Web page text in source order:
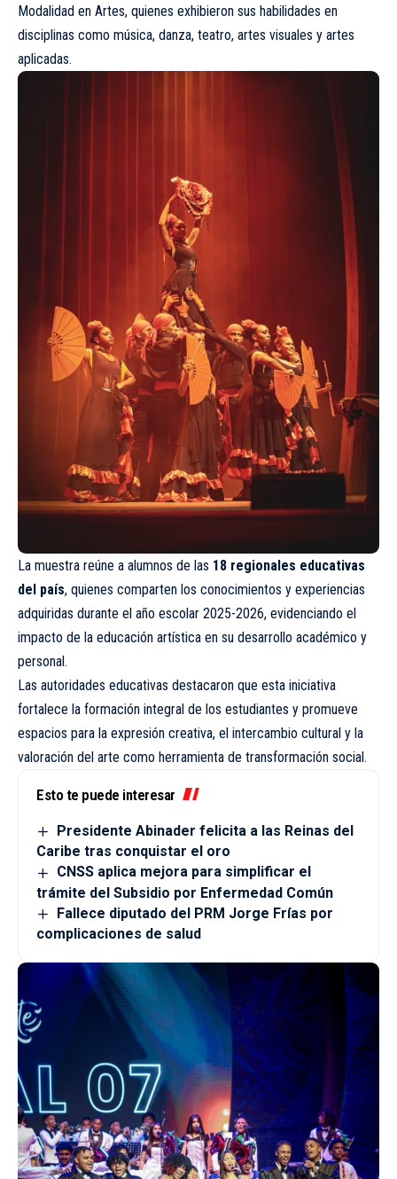
Modalidad en Artes, quienes exhibieron sus habilidades en
disciplinas como música, danza, teatro, artes visuales y artes
aplicadas.
La muestra reúne a alumnos de las 18 regionales educativas
del país, quienes comparten los conocimientos y experiencias
adquiridas durante el año escolar 2025-2026, evidenciando el
impacto de la educación artística en su desarrollo académico y
personal.
Las autoridades educativas destacaron que esta iniciativa
fortalece la formación integral de los estudiantes y promueve
espacios para la expresión creativa, el intercambio cultural y la
valoración del arte como herramienta de transformación social.
Esto te puede interesar
Presidente Abinader felicita a las Reinas del
Caribe tras conquistar el oro
CNSS aplica mejora para simplificar el
trámite del Subsidio por Enfermedad Común
Fallece diputado del PRM Jorge Frías por
complicaciones de salud